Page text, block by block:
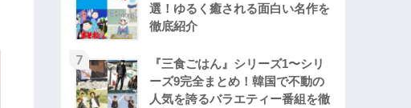
選！ゆるく癒される面白い名作を
徹底紹介
7
『三食ごはん』シリーズ1〜シリ
ーズ9完全まとめ！韓国で不動の
人気を誇るバラエティー番組を徹